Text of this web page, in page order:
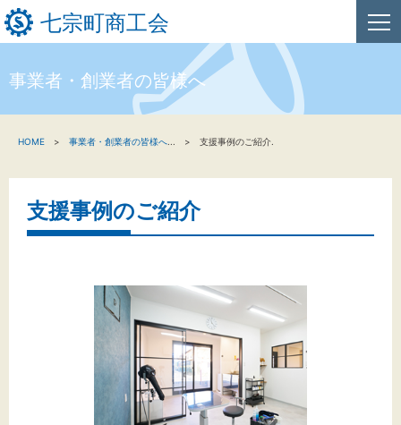
七宗町商工会
新着情報
関係機関の方へ
文字サイズ
標準 拡大
事業者・創業者の皆様へ
HOME 事業者・創業者の皆様へ 支援事例のご紹介.
支援事例のご紹介